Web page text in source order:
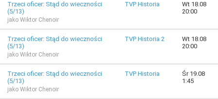
Trzeci oficer: Stąd do wieczności
(5/13)
jako Wiktor Chenoir
TVP Historia
Wt 18.08
20:00
Trzeci oficer: Stąd do wieczności
(5/13)
jako Wiktor Chenoir
TVP Historia 2
Wt 18.08
20:00
Trzeci oficer: Stąd do wieczności
(5/13)
jako Wiktor Chenoir
TVP Historia
Śr 19.08
1:45